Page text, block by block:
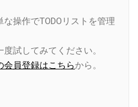
操作でTODOリストを管理
試してみてください。
会員登録はこちらから。